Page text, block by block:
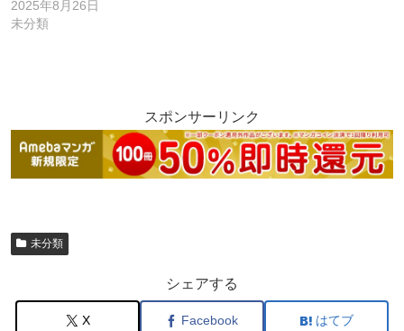
2025年8月26日
未分類
スポンサーリンク
未分類
シェアする
X Facebook はてブ